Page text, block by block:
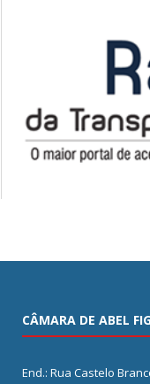
CÂMARA DE ABEL
End.: Rua Castelo